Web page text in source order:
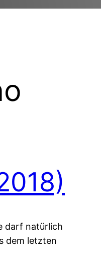
darf natürlich
dem letzten